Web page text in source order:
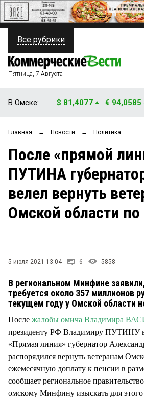
ПОЛИТИКА
ФИНАНСЫ
ОБЩЕСТВО
ЗАКОН
НОВОСТИ КОМПАНИЙ
ПРОИСШЕСТВИЯ
Все рубрики
Пятница, 7 Августа
В Омске: $ 81,4077 € 94,0585
Главная → Новости → Политика
После «прямой
ПУТИНА
велел вернуть
Омской области по
5 июля 2021 13:04 6 5858
В региональном Минфине
требуется около 357 миллионов
текущем году у Омской области
После жалобы омича Владимира
президенту РФ Владимиру ПУТИНУ
«Прямая линия» губернатор
распорядился вернуть ветеранам
ежемесячную доплату к пенсии в
сообщает региональное
омскому Минфину изыскать для этого